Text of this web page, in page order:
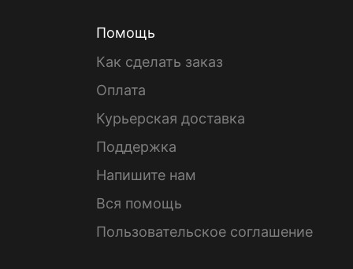
Помощь
Как сделать заказ
Оплата
Курьерская доставка
Поддержка
Напишите нам
Вся помощь
Пользовательское соглашение